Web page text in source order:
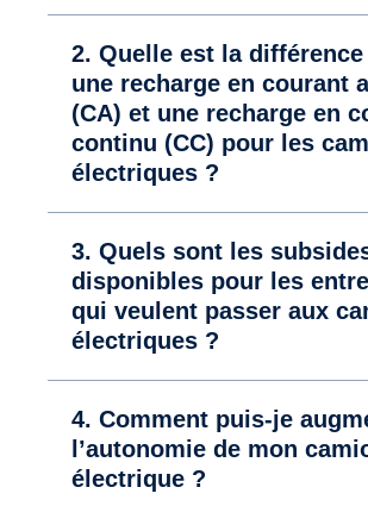
2. Quelle est la
une recharge en courant
(CA) et une recharge en
continu (CC) pour les
électriques ?
3. Quels sont les
disponibles pour les
qui veulent passer aux
électriques ?
4. Comment puis-je
l’autonomie de mon
électrique ?